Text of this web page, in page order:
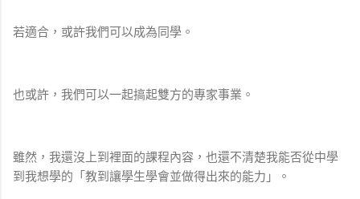
若適合，或許我們可以成為同學。
也或許，我們可以一起搞起雙方的專家事業。
雖然，我還沒上到裡面的課程內容，也還不清楚我能否從中學
到我想學的「教到讓學生學會並做得出來的能力」。